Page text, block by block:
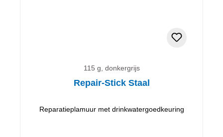
115 g, donkergrijs
Repair-Stick Staal
Reparatieplamuur met drinkwatergoedkeuring